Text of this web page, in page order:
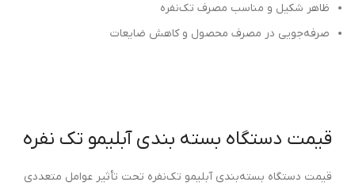
ظاهر شکیل و مناسب مصرف تک‌نفره
صرفه‌جویی در مصرف محصول و کاهش ضایعات
قیمت دستگاه بسته بندی آبلیمو تک نفره
قیمت دستگاه بسته‌بندی آبلیمو تک‌نفره تحت تأثیر عوامل متعددی